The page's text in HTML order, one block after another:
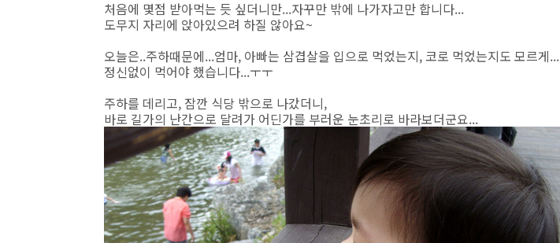
처음에 몇점 받아먹는 듯 싶더니만...자꾸만 밖에 나가자고만 합니다...
도무지 자리에 앉아있으려 하질 않아요~
오늘은..주하때문에...엄마, 아빠는 삼겹살을 입으로 먹었는지, 코로 먹었는지도 모르게...
정신없이 먹어야 했습니다...ㅜㅜ
주하를 데리고, 잠깐 식당 밖으로 나갔더니,
바로 길가의 난간으로 달려가 어딘가를 부러운 눈초리로 바라보더군요...